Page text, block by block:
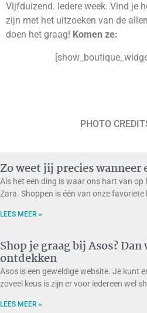
Vijfduizend. Iedere week. Vind je
zijn met het uitzoeken van de
doen het graag! Komen ze:
PHOTO
Zo weet jij precies wanneer
Als het een ding is waar ons hart van op
Zara. Shoppen is één van onze favoriete
LEES MEER »
Shop je graag bij Asos?
ontdekken
Asos is een geweldige website. Je kunt
zoveel keus is zijn er voor iedereen wel
LEES MEER »